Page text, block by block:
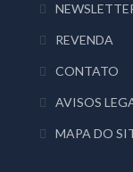
REVENDA
CONTATO
AVISOS
MAPA DO